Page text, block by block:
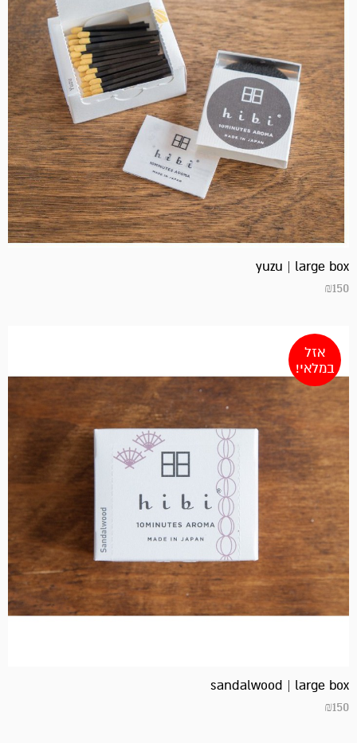
yuzu | large box
₪150
אזל
במלאי!
sandalwood | large box
₪150